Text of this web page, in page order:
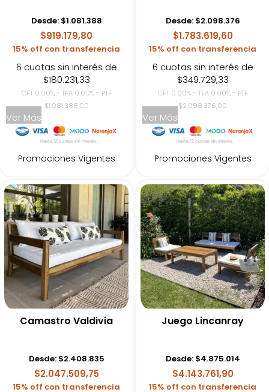
Desde: $1.081.388
$919.179,80
15% off con transferencia
6 cuotas sin interés de
$180.231,33
CFT 0.00% - TEA 0.00% - PTF
$1.081.388,00
Ver Más
Promociones Vigentes
Desde: $2.098.376
$1.783.619,60
15% off con transferencia
6 cuotas sin interés de
$349.729,33
CFT 0.00% - TEA 0.00% - PTF
$2.098.376,00
Ver Más
Promociones Vigentes
Camastro Valdivia
Desde: $2.408.835
$2.047.509,75
15% off con transferencia
Juego Lincanray
Desde: $4.875.014
$4.143.761,90
15% off con transferencia